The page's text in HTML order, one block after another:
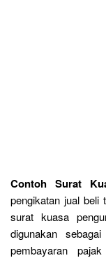
Contoh Surat
pengikatan jual beli
surat kuasa
digunakan
pembayaran